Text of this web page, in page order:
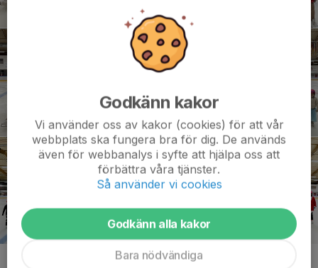
Godkänn kakor
Vi använder oss av kakor (cookies) för att vår
webbplats ska fungera bra för dig. De används
även för webbanalys i syfte att hjälpa oss att
förbättra våra tjänster.
Så använder vi cookies
Godkänn alla kakor
Bara nödvändiga